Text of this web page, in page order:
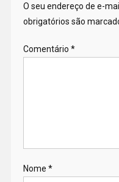
O seu endereço de e-
obrigatórios são
Comentário *
Nome *